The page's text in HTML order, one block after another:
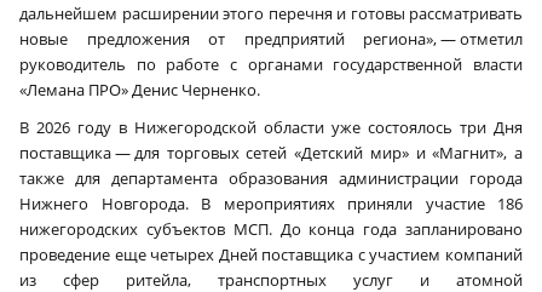
дальнейшем расширении этого перечня и готовы рассматривать
новые предложения от предприятий региона», — отметил
руководитель по работе с органами государственной власти
«Лемана ПРО» Денис Черненко.
В 2026 году в Нижегородской области уже состоялось три Дня
поставщика — для торговых сетей «Детский мир» и «Магнит», а
также для департамента образования администрации города
Нижнего Новгорода. В мероприятиях приняли участие 186
нижегородских субъектов МСП. До конца года запланировано
проведение еще четырех Дней поставщика с участием компаний
из сфер ритейла, транспортных услуг и атомной